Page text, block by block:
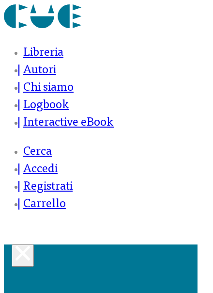
Libreria
Autori
Chi siamo
Logbook
Interactive eBook
Cerca
Accedi
Registrati
Carrello